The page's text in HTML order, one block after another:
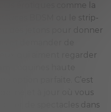
érotiques comme la
BDSM ou le strip-
des jetons pour donner
et demander de
qui aiment regarder
option parfaite. C’est
et à jour où vous
de spectacles dans